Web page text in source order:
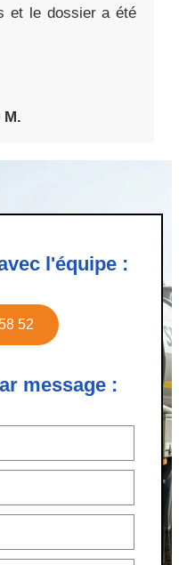
et le dossier a été
M.
l'équipe :
52
message :